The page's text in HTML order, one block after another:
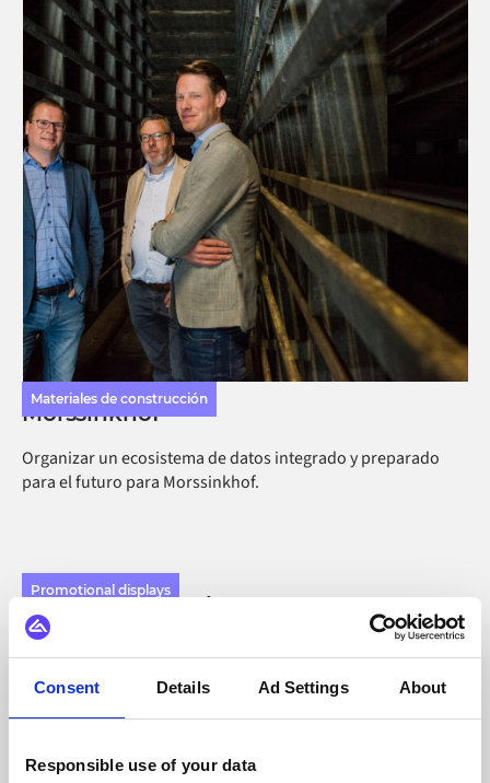
Consent Details Ad Settings About
Responsible use of your data
Materiales de construcción
Morssinkhof
Organizar un ecosistema de datos integrado y preparado
para el futuro para Morssinkhof.
Promotional displays
Showdown Displays Europe